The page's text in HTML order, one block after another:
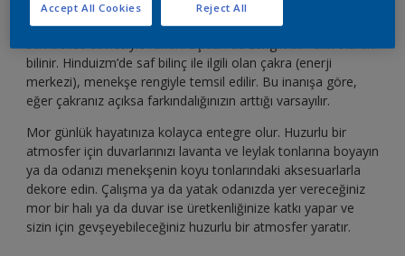
Mor sezgi, farkındalık ve aydınlanma gibi kavramları
sembolize etmesiyle ruhani açıdan da zengin bir renk olarak
bilinir. Hinduizm’de saf bilinç ile ilgili olan çakra (enerji
merkezi), menekşe rengiyle temsil edilir. Bu inanışa göre,
eğer çakranız açıksa farkındalığınızın arttığı varsayılır.
Mor günlük hayatınıza kolayca entegre olur. Huzurlu bir
atmosfer için duvarlarınızı lavanta ve leylak tonlarına boyayın
ya da odanızı menekşenin koyu tonlarındaki aksesuarlarla
dekore edin. Çalışma ya da yatak odanızda yer vereceğiniz
mor bir halı ya da duvar ise üretkenliğinize katkı yapar ve
sizin için gevşeyebileceğiniz huzurlu bir atmosfer yaratır.
Reject All
Accept All Cookies